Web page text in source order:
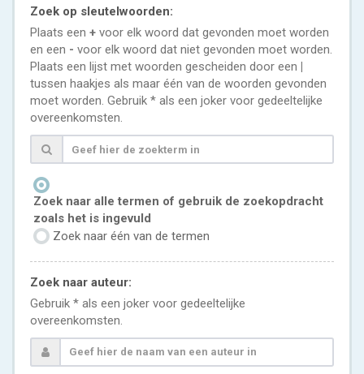
Zoek op sleutelwoorden:
Plaats een + voor elk woord dat gevonden moet worden
en een - voor elk woord dat niet gevonden moet worden.
Plaats een lijst met woorden gescheiden door een |
tussen haakjes als maar één van de woorden gevonden
moet worden. Gebruik * als een joker voor gedeeltelijke
overeenkomsten.
Zoek naar alle termen of gebruik de zoekopdracht
zoals het is ingevuld
Zoek naar één van de termen
Zoek naar auteur:
Gebruik * als een joker voor gedeeltelijke
overeenkomsten.